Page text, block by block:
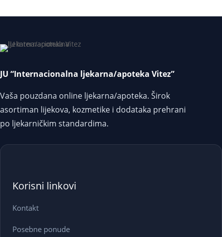
JU “Internacionalna ljekarna/apoteka Vitez”
Vaša pouzdana online ljekarna/apoteka. Širok
asortiman lijekova, kozmetike i dodataka prehrani
po ljekarničkim standardima.
Korisni linkovi
Kontakt
Posebne ponude